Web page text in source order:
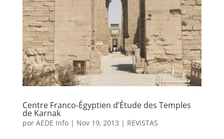
Centre Franco-Égyptien d’Étude des Temples
de Karnak
por AEDE Info| Nov 19, 2013 | REVISTAS